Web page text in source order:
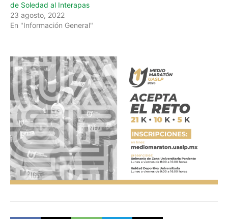
de Soledad al Interapas
23 agosto, 2022
En "Información General"